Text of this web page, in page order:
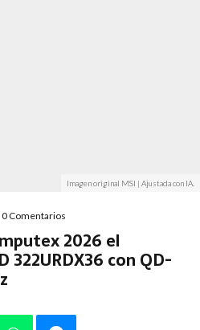
Imagen original MSI | Ajustada con IA.
0 Comentarios
2026 el
322URDX36 con QD-